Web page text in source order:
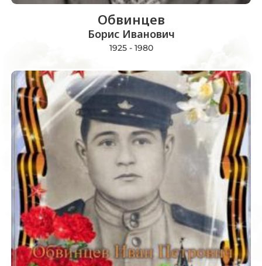
Обвинцев
Борис Иванович
1925 - 1980